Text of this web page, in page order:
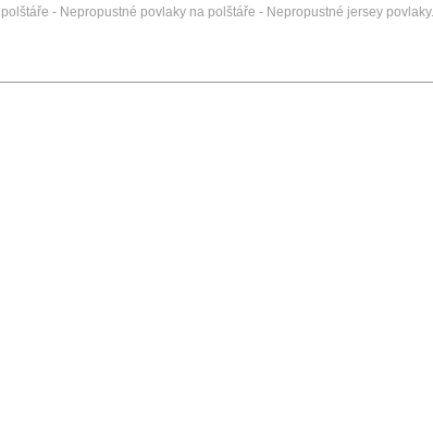
polštáře - Nepropustné povlaky na polštáře - Nepropustné jersey povlaky.